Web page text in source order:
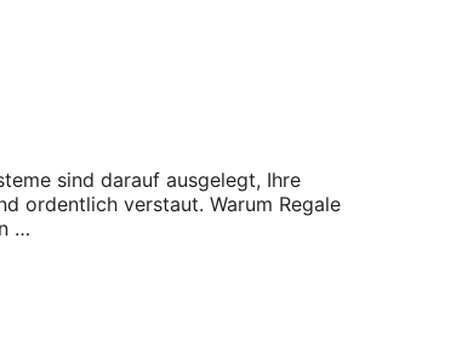
sind darauf ausgelegt, Ihre
ordentlich verstaut. Warum Regale
…